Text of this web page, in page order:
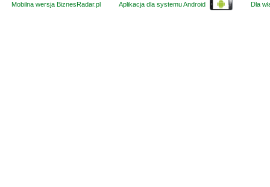
Mobilna wersja BiznesRadar.pl
Aplikacja dla systemu Android Dla